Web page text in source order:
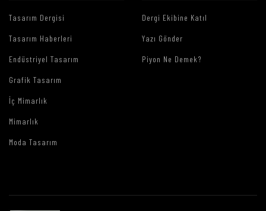
Tasarım Dergisi
Tasarım Haberleri
Endüstriyel Tasarım
Grafik Tasarım
İç Mimarlık
Mimarlık
Moda Tasarım
Dergi Ekibine Katıl
Yazı Gönder
Piyon Ne Demek?